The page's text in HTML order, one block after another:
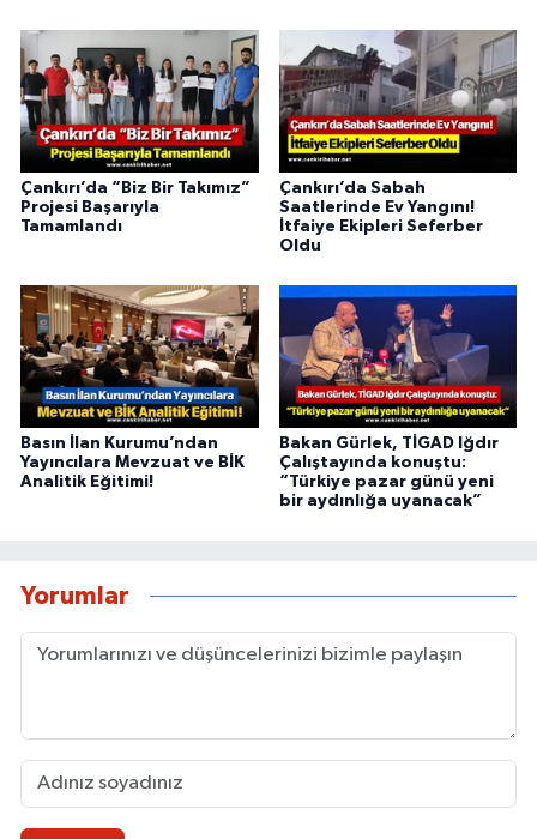
Çankırı’da “Biz Bir Takımız”
Projesi Başarıyla
Tamamlandı
Çankırı’da Sabah
Saatlerinde Ev Yangını!
İtfaiye Ekipleri Seferber
Oldu
Basın İlan Kurumu’ndan
Yayıncılara Mevzuat ve BİK
Analitik Eğitimi!
Bakan Gürlek, TİGAD Iğdır
Çalıştayında konuştu:
“Türkiye pazar günü yeni
bir aydınlığa uyanacak”
Yorumlar